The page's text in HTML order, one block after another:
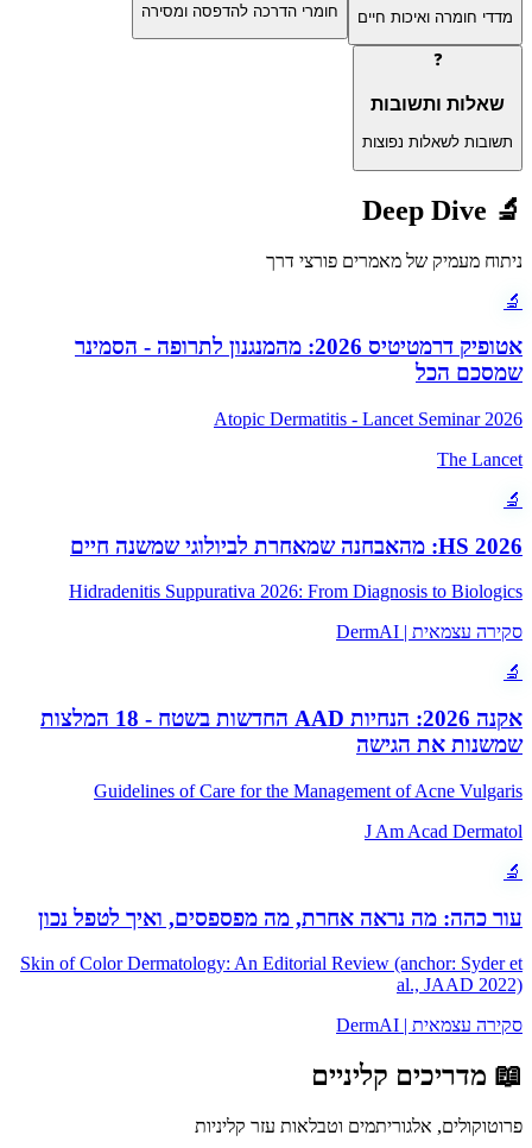
מדדי חומרה ואיכות חיים חומרי הדרכה להדפסה ומסירה
❓
שאלות ותשובות
תשובות לשאלות נפוצות
🔬
ניתוח מעמיק של מאמרים פורצי דרך
🔬
אטופיק דרמטיטיס 2026: מהמנגנון לתרופה - הסמינר
שמסכם הכל
Atopic Dermatitis - Lancet Seminar 2026
The Lancet
🔬
HS 2026: מהאבחנה שמאחרת לביולוגי שמשנה חיים
Hidradenitis Suppurativa 2026: From Diagnosis to Biologics
סקירה עצמאית | DermAI
🔬
אקנה 2026: הנחיות AAD החדשות בשטח - 18 המלצות
שמשנות את הגישה
Guidelines of Care for the Management of Acne Vulgaris
J Am Acad Dermatol
🔬
עור כהה: מה נראה אחרת, מה מפספסים, ואיך לטפל נכון
Skin of Color Dermatology: An Editorial Review (anchor: Syder et
al., JAAD 2022)
סקירה עצמאית | DermAI
📖 מדריכים קליניים
פרוטוקולים, אלגוריתמים וטבלאות עזר קליניות